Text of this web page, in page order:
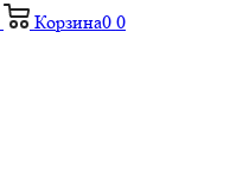
Корзина0 0